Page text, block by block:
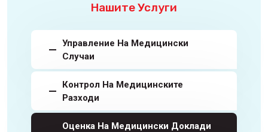
Нашите Услуги
Управление На Медицински
Случаи
Контрол На Медицинските
Разходи
Оценка На Медицински Доклади